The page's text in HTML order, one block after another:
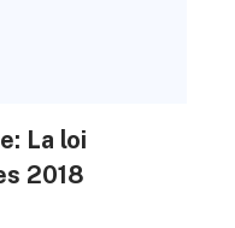
La loi
2018